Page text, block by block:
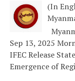
(In
Sep 13, 2025
IFEC Release
Emergence of